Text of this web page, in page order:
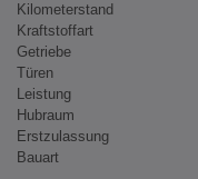
Kilometerstand
Kraftstoffart
Getriebe
Türen
Leistung
Hubraum
Erstzulassung
Bauart